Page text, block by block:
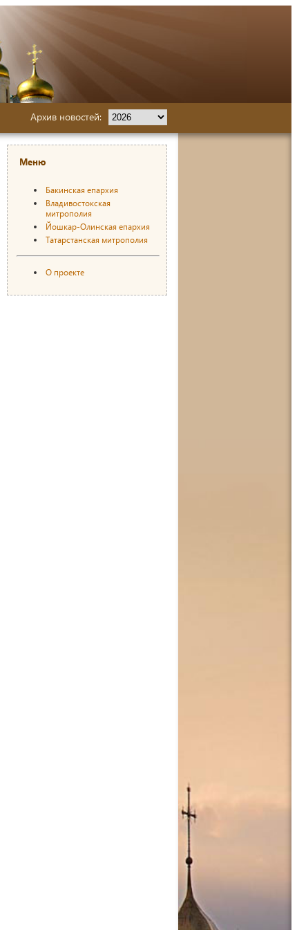
Архив новостей:
Меню
Бакинская епархия
Владивостокская
митрополия
Йошкар-Олинская епархия
Татарстанская митрополия
О проекте